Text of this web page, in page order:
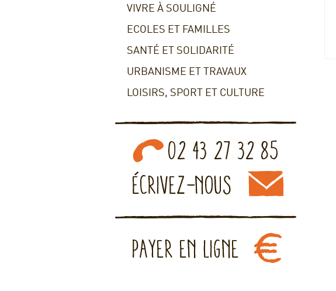
VIVRE À SOULIGNÉ
ECOLES ET FAMILLES
SANTÉ ET SOLIDARITÉ
URBANISME ET TRAVAUX
LOISIRS, SPORT ET CULTURE